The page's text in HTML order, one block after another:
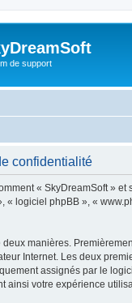
de support
confidentialité
« SkyDreamSoft »
« logiciel phpBB », «
manières.
Internet. Les deux
assignés par le
ainsi votre expérience